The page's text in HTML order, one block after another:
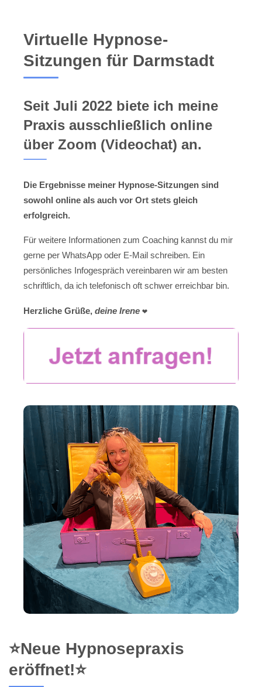
Virtuelle Hypnose-
Sitzungen für Darmstadt
Seit Juli 2022 biete ich meine
Praxis ausschließlich online
über Zoom (Videochat) an.
Die Ergebnisse meiner Hypnose-Sitzungen sind
sowohl online als auch vor Ort stets gleich
erfolgreich.
Für weitere Informationen zum Coaching kannst du mir
gerne per WhatsApp oder E-Mail schreiben. Ein
persönliches Infogespräch vereinbaren wir am besten
schriftlich, da ich telefonisch oft schwer erreichbar bin.
Herzliche Grüße, deine Irene ❤️
⭐Neue Hypnosepraxis
eröffnet!⭐